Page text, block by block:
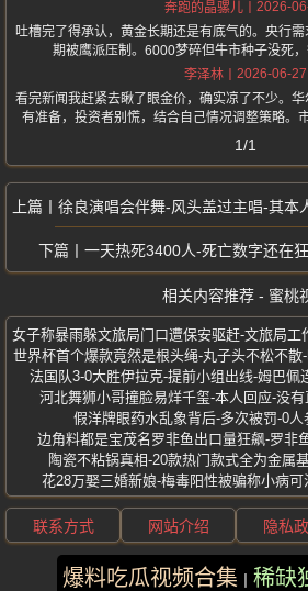
奔跑的晶骡儿
2026-
吐槽完了得承认，黄金长期还是有底气的。央行
期被鹰派压制。6000梦碎但牛市种子没死，
李泽林
2026-06-27
看完新闻我赶紧去瞅了眼金价，确实凉了不少。
有准备，投资者别慌，结合自己情况调整策略。
1/1
徐良演唱会伴舞-风头盖过主唱-其本人为专
一天热死3400人-死亡数字还在
相关内容推荐 - 蜜桃
世界杯首个爆款竟然是根头绳-丸子头不松不
法国队3-0大胜伊拉克-提前小组出线-姆巴佩
河北舞狮小哥撞脸易烊千玺-本人回应-没
假洋牌眼药水乱象背后-多次被罚-0
边角料都是宝茂名罗非鱼出口量狂飙-罗非
陶瓷不粘锅真相-20款热门款式全为金属
花28万娶三婚新娘-梅毒阳性被骗称小病
爆料吃瓜视频合集 稀缺
联系方式 网站介绍 隐私
版权所有 ©2025 蜜桃视频